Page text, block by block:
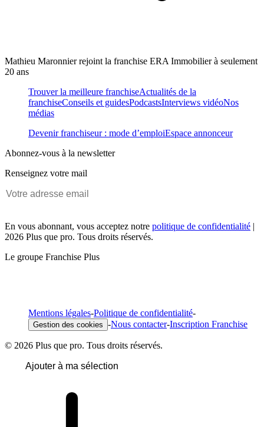
Mathieu Maronnier rejoint la franchise ERA Immobilier à seulement
20 ans
Trouver la meilleure franchiseActualités de la
franchiseConseils et guidesPodcastsInterviews vidéoNos
médias
Devenir franchiseur : mode d’emploiEspace annonceur
Abonnez-vous à la newsletter
Renseignez votre mail
En vous abonnant, vous acceptez notre politique de confidentialité |
2026 Plus que pro. Tous droits réservés.
Le groupe Franchise Plus
Mentions légales-Politique de confidentialité-
Gestion des cookies -Nous contacter-Inscription Franchise
© 2026 Plus que pro. Tous droits réservés.
Ajouter à ma sélection